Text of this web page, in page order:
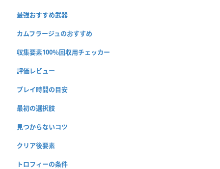
最強おすすめ武器
カムフラージュのおすすめ
収集要素100％回収用チェッカー
評価レビュー
プレイ時間の目安
最初の選択肢
見つからないコツ
クリア後要素
トロフィーの条件